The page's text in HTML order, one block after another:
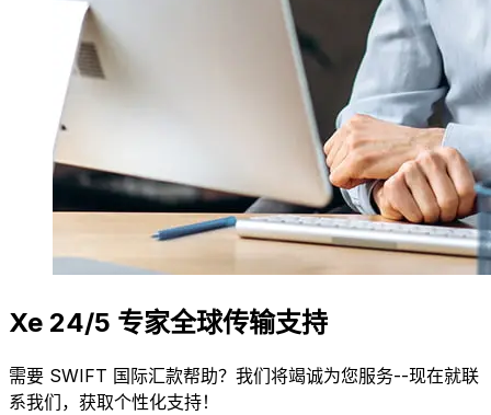
Xe 24/5 专家全球传输支持
需要 SWIFT 国际汇款帮助？我们将竭诚为您服务--现在就联
系我们，获取个性化支持！